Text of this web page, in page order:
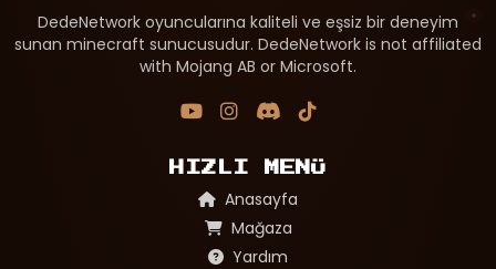
DedeNetwork oyuncularına kaliteli ve eşsiz bir deneyim
sunan minecraft sunucusudur. DedeNetwork is not affiliated
with Mojang AB or Microsoft.
HIZLI MENÜ
Anasayfa
Mağaza
Yardım